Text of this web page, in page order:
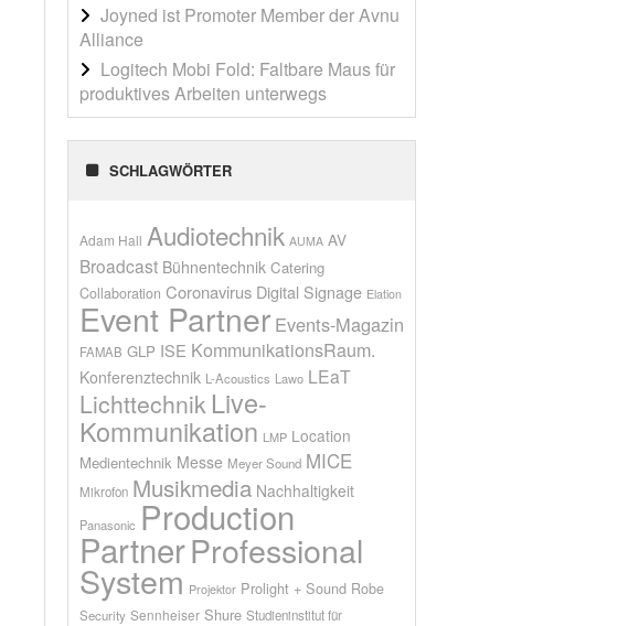
Joyned ist Promoter Member der Avnu
Alliance
Logitech Mobi Fold: Faltbare Maus für
produktives Arbeiten unterwegs
SCHLAGWÖRTER
Adam Hall Audiotechnik AUMA AV
Broadcast Bühnentechnik Catering
Collaboration Coronavirus Digital Signage Elation
Event Partner Events-Magazin
FAMAB GLP ISE KommunikationsRaum.
Konferenztechnik L-Acoustics Lawo LEaT
Lichttechnik Live-
Kommunikation LMP Location
Medientechnik Messe Meyer Sound MICE
Mikrofon Musikmedia Nachhaltigkeit
Panasonic Production
PartnerProfessional
System Projektor Prolight + Sound Robe
Security Sennheiser Shure Studieninstitut für